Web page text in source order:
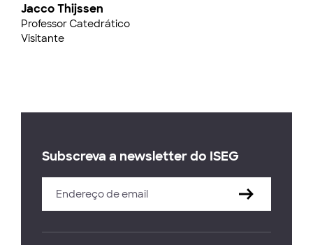
Jacco Thijssen
Professor Catedrático
Visitante
Subscreva a newsletter do ISEG